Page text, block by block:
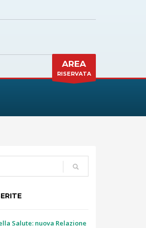
AREA
RISERVATA
Salute: nuova Relazione